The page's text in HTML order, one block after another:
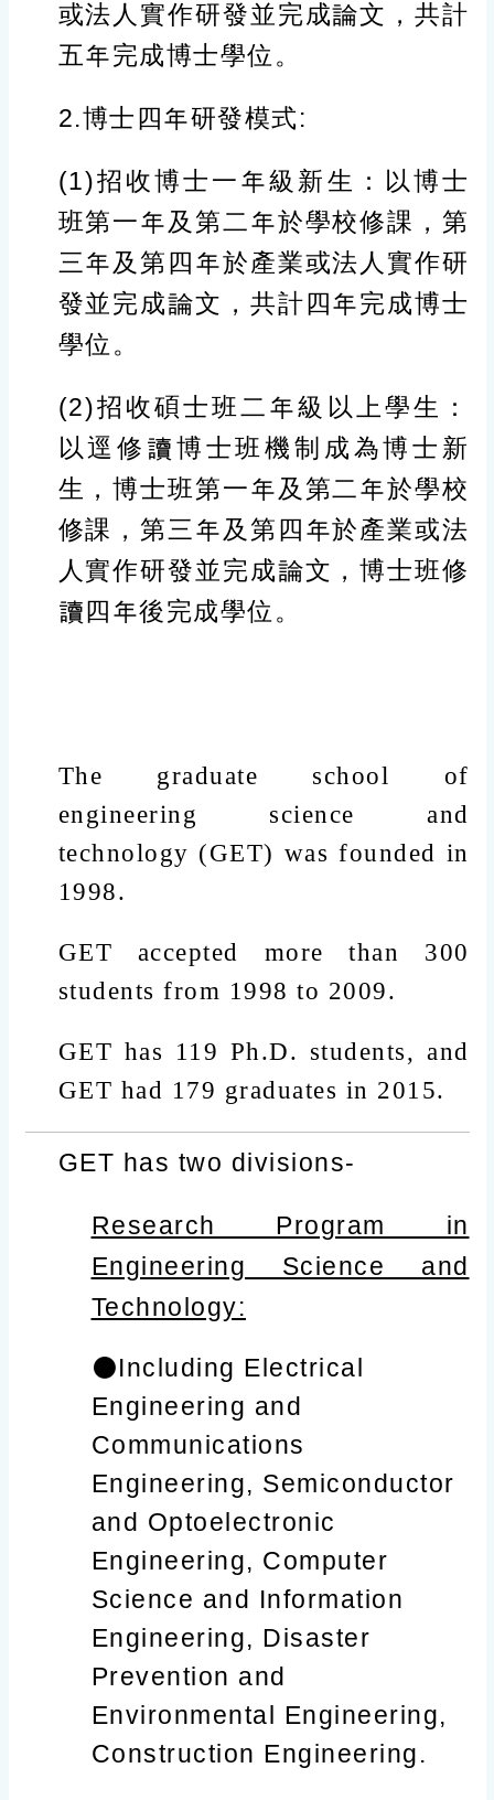
或法人實作研發並完成論文，共計
五年完成博士學位。
2.博士四年研發模式:
(1)招收博士一年級新生：以博士
班第一年及第二年於學校修課，第
三年及第四年於產業或法人實作研
發並完成論文，共計四年完成博士
學位。
(2)招收碩士班二年級以上學生：
以逕修讀博士班機制成為博士新
生，博士班第一年及第二年於學校
修課，第三年及第四年於產業或法
人實作研發並完成論文，博士班修
讀四年後完成學位。
The graduate school of
engineering science and
technology (GET) was founded in
1998.
GET accepted more than 300
students from 1998 to 2009.
GET has 119 Ph.D. students, and
GET had 179 graduates in 2015.
GET has two divisions-
Research Program in
Engineering Science and
Technology:
⚫️Including Electrical
Engineering and
Communications
Engineering, Semiconductor
and Optoelectronic
Engineering, Computer
Science and Information
Engineering, Disaster
Prevention and
Environmental Engineering,
Construction Engineering.